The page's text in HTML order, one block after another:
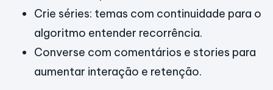
Crie séries: temas com continuidade para o
algoritmo entender recorrência.
Converse com comentários e stories para
aumentar interação e retenção.